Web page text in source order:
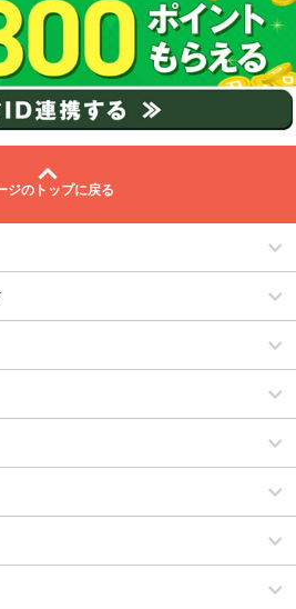
ジのトップに戻る